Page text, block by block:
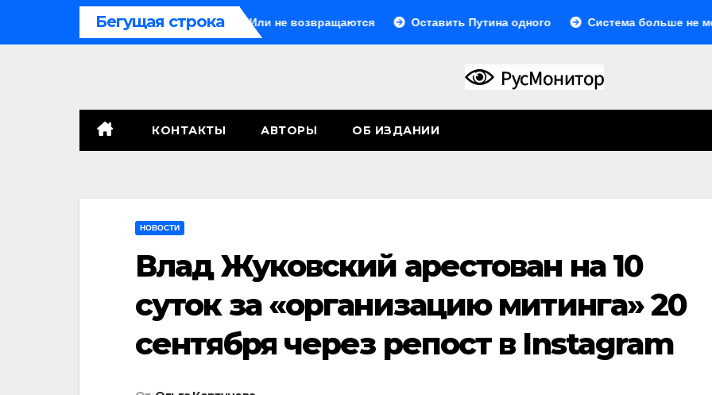
Бегущая строка
Иногда они возвращаются… Или не возвращаются Оставить Путина одного Система больше не монолитна
КОНТАКТЫ АВТОРЫ ОБ ИЗДАНИИ
НОВОСТИ
Влад Жуковский арестован на 10
суток за «организацию митинга» 20
сентября через репост в Instagram